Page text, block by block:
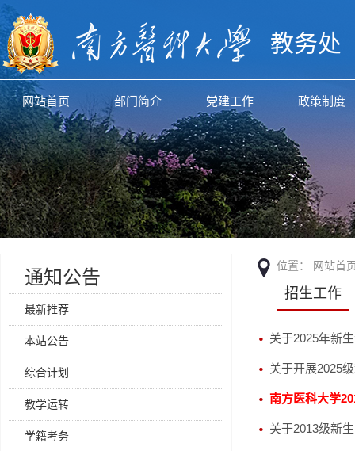
教务处
网站首页 部门简介 党建工作 政策制度
通知公告
最新推荐
本站公告
综合计划
教学运转
学籍考务
位置： 网站首
招生工作
关于2025年新
关于开展2025
南方医科大学
关于2013级新